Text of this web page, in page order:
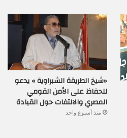
«شيخ الطريقة الشبراوية » يدعو
للحفاظ على الأمن القومي
المصري والالتفات حول القيادة
منذ أسبوع واحد